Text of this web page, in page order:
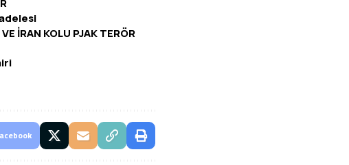
İRAN KOLU PJAK TERÖR